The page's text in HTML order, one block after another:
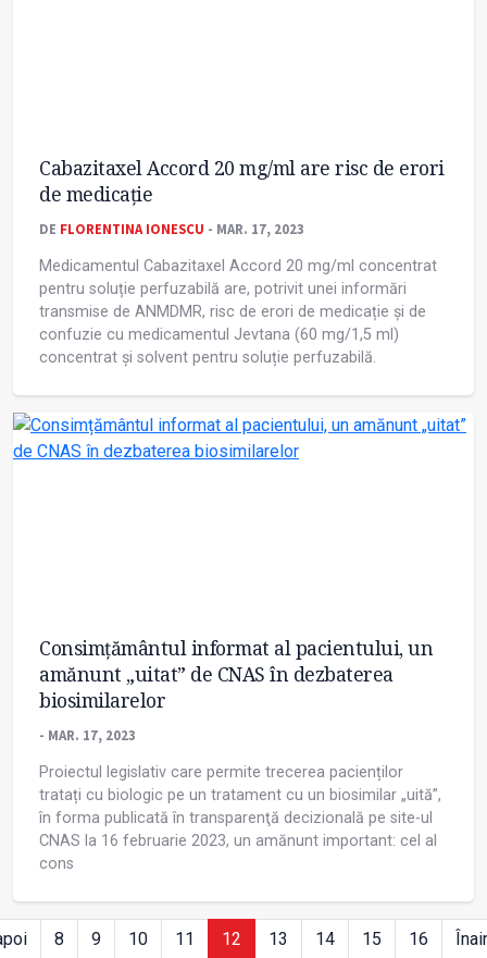
Cabazitaxel Accord 20 mg/ml are risc de erori
de medicație
DE FLORENTINA IONESCU - MAR. 17, 2023
Medicamentul Cabazitaxel Accord 20 mg/ml concentrat
pentru soluție perfuzabilă are, potrivit unei informări
transmise de ANMDMR, risc de erori de medicație și de
confuzie cu medicamentul Jevtana (60 mg/1,5 ml)
concentrat și solvent pentru soluție perfuzabilă.
Consimțământul informat al pacientului, un
amănunt „uitat” de CNAS în dezbaterea
biosimilarelor
- MAR. 17, 2023
Proiectul legislativ care permite trecerea pacienților
tratați cu biologic pe un tratament cu un biosimilar „uită”,
în forma publicată în transparenţă decizională pe site-ul
CNAS la 16 februarie 2023, un amănunt important: cel al
cons
8 9 10 11 12 13 14 15 16